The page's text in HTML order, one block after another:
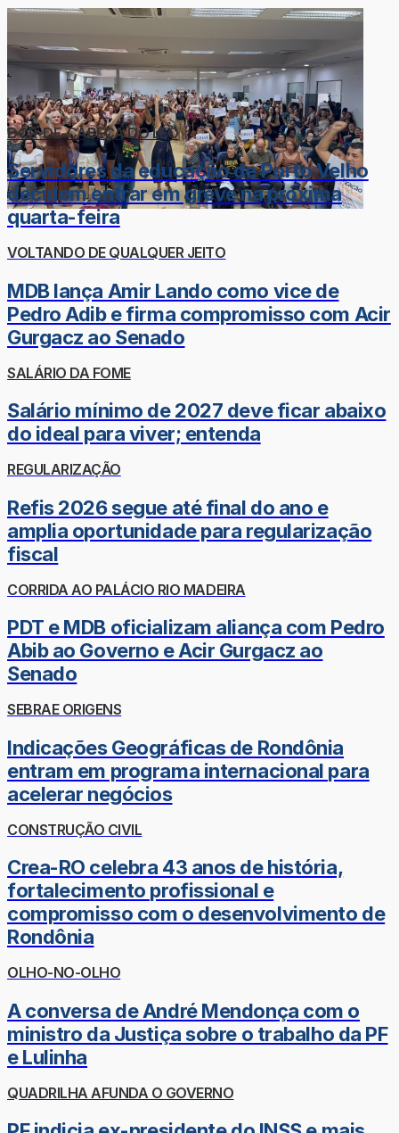
DOR-DE-CABEÇA DO LÉO
Servidores da educação de Porto Velho
decidem entrar em greve na próxima
quarta-feira
VOLTANDO DE QUALQUER JEITO
MDB lança Amir Lando como vice de
Pedro Adib e firma compromisso com Acir
Gurgacz ao Senado
SALÁRIO DA FOME
Salário mínimo de 2027 deve ficar abaixo
do ideal para viver; entenda
REGULARIZAÇÃO
Refis 2026 segue até final do ano e
amplia oportunidade para regularização
fiscal
CORRIDA AO PALÁCIO RIO MADEIRA
PDT e MDB oficializam aliança com Pedro
Abib ao Governo e Acir Gurgacz ao
Senado
SEBRAE ORIGENS
Indicações Geográficas de Rondônia
entram em programa internacional para
acelerar negócios
CONSTRUÇÃO CIVIL
Crea-RO celebra 43 anos de história,
fortalecimento profissional e
compromisso com o desenvolvimento de
Rondônia
OLHO-NO-OLHO
A conversa de André Mendonça com o
ministro da Justiça sobre o trabalho da PF
e Lulinha
QUADRILHA AFUNDA O GOVERNO